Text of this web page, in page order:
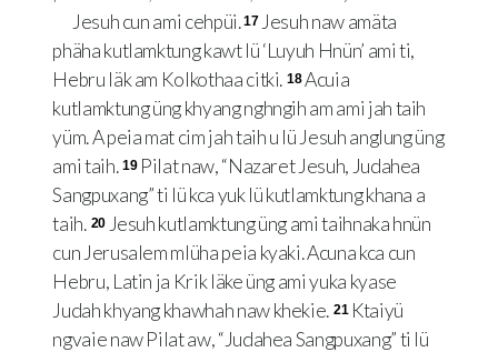
Jesuh cun ami cehpüi.17 Jesuh naw amäta
phäha kutlamktung kawt lü ‘Luyuh Hnün’ ami ti,
Hebru läk am Kolkothaa citki. 18Acuia
kutlamktung üng khyang nghngih am ami jah taih
yüm. A peia mat cim jah taih u lü Jesuh anglung üng
ami taih. 19 Pilat naw, “Nazaret Jesuh, Judahea
Sangpuxang” ti lü kca yuk lü kutlamktung khana a
taih. 20 Jesuh kutlamktung üng ami taihnaka hnün
cun Jerusalem mlüha peia kyaki. Acuna kca cun
Hebru, Latin ja Krik läke üng ami yuka kyase
Judah khyang khawhah naw khekie. 21 Ktaiyü
ngvaie naw Pilat aw, “Judahea Sangpuxang” ti lü